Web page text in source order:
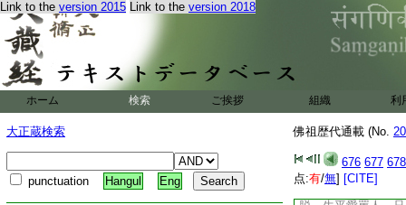
Link to the version 2015 Link to the version 2018
ホーム 検索 ご挨拶 組織 利
大正蔵検索
punctuation Hangul Eng
佛祖歴代通載 (No.
676 677 678
点:有/無] [CITE]
史黄庭堅爲作記。
陰者。親恚罵曰。
電光翻屋雷撃自戸
視之已成灰燼。而
拂子云。看看拂子
安。拂子穿却死心
麽時。喚作拂子又
拂子。畢竟喚作什
辨我。浮生穿鑿不
與偈曰。末後一句
既空。萬法無生滅